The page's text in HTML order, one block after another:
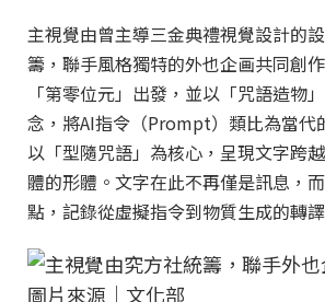
主視覺由曾主導三金典禮視覺設計的
籌，聯手風格獨特的外也企画共同創
「第零位元」出發，並以「咒語造物
念，將AI指令（Prompt）類比為當代
以「型隨咒語」為核心，呈現文字跨
體的形體。文字在此不再僅是訊息，
點，記錄從虛擬指令到物質生成的轉